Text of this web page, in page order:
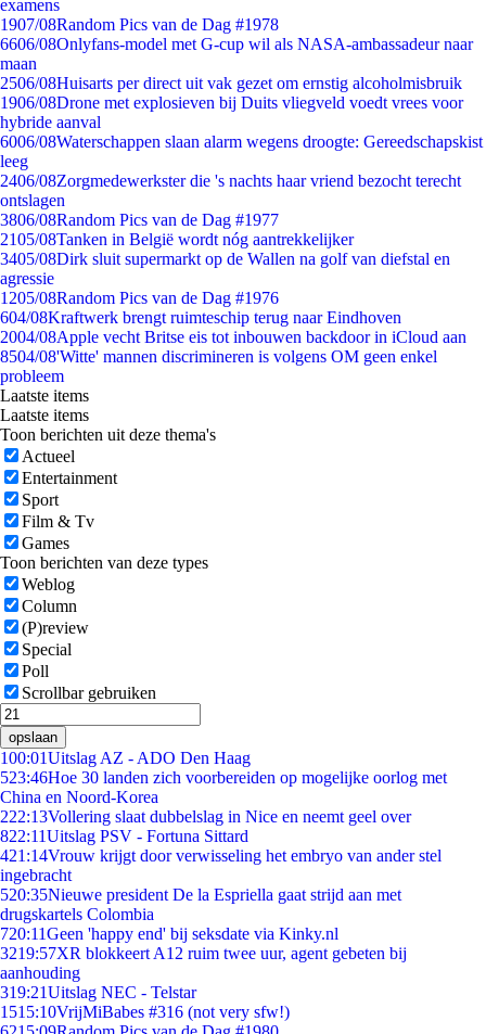
examens
1907/08Random Pics van de Dag #1978
6606/08Onlyfans-model met G-cup wil als NASA-ambassadeur naar
maan
2506/08Huisarts per direct uit vak gezet om ernstig alcoholmisbruik
1906/08Drone met explosieven bij Duits vliegveld voedt vrees voor
hybride aanval
6006/08Waterschappen slaan alarm wegens droogte: Gereedschapskist
leeg
2406/08Zorgmedewerkster die 's nachts haar vriend bezocht terecht
ontslagen
3806/08Random Pics van de Dag #1977
2105/08Tanken in België wordt nóg aantrekkelijker
3405/08Dirk sluit supermarkt op de Wallen na golf van diefstal en
agressie
1205/08Random Pics van de Dag #1976
604/08Kraftwerk brengt ruimteschip terug naar Eindhoven
2004/08Apple vecht Britse eis tot inbouwen backdoor in iCloud aan
8504/08'Witte' mannen discrimineren is volgens OM geen enkel
probleem
Laatste items
Laatste items
Toon berichten uit deze thema's
Actueel
Entertainment
Sport
Film & Tv
Games
Toon berichten van deze types
Weblog
Column
(P)review
Special
Poll
Scrollbar gebruiken
opslaan
100:01Uitslag AZ - ADO Den Haag
523:46Hoe 30 landen zich voorbereiden op mogelijke oorlog met
China en Noord-Korea
222:13Vollering slaat dubbelslag in Nice en neemt geel over
822:11Uitslag PSV - Fortuna Sittard
421:14Vrouw krijgt door verwisseling het embryo van ander stel
ingebracht
520:35Nieuwe president De la Espriella gaat strijd aan met
drugskartels Colombia
720:11Geen 'happy end' bij seksdate via Kinky.nl
3219:57XR blokkeert A12 ruim twee uur, agent gebeten bij
aanhouding
319:21Uitslag NEC - Telstar
1515:10VrijMiBabes #316 (not very sfw!)